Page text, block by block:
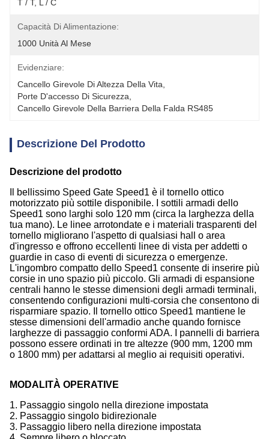
T / T, L / C
Capacità Di Alimentazione:
1000 Unità Al Mese
Evidenziare:
Cancello Girevole Di Altezza Della Vita
Porte D'accesso Di Sicurezza
Cancello Girevole Della Barriera Della Falda RS485
Descrizione Del Prodotto
Descrizione del prodotto
Il bellissimo Speed Gate Speed1 è il tornello ottico
motorizzato più sottile disponibile. I sottili armadi dello
Speed1 sono larghi solo 120 mm (circa la larghezza della
tua mano). Le linee arrotondate e i materiali trasparenti del
tornello migliorano l'aspetto di qualsiasi hall o area
d'ingresso e offrono eccellenti linee di vista per addetti o
guardie in caso di eventi di sicurezza o emergenze.
L'ingombro compatto dello Speed1 consente di inserire più
corsie in uno spazio più piccolo. Gli armadi di espansione
centrali hanno le stesse dimensioni degli armadi terminali,
consentendo configurazioni multi-corsia che consentono di
risparmiare spazio. Il tornello ottico Speed1 mantiene le
stesse dimensioni dell'armadio anche quando fornisce
larghezze di passaggio conformi ADA. I pannelli di barriera
possono essere ordinati in tre altezze (900 mm, 1200 mm
o 1800 mm) per adattarsi al meglio ai requisiti operativi.
MODALITÀ OPERATIVE
1. Passaggio singolo nella direzione impostata
2. Passaggio singolo bidirezionale
3. Passaggio libero nella direzione impostata